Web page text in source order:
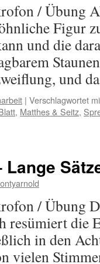
/ Übung
Figur
und die
und
| Verschlagwortet
, Matthes & Seitz,
/ Übung
resümiert die
in den
vielen